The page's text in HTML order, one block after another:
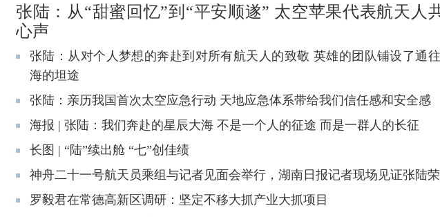
张陆：从“甜蜜回忆”到“平安顺遂” 太空苹果代表航天人
心声
张陆：从对个人梦想的奔赴到对所有航天人的致敬 英雄的团队铺设了通
海的坦途
张陆：亲历我国首次太空应急行动 天地应急体系带给我们信任感和安全感
海报 | 张陆：我们奔赴的星辰大海 不是一个人的征途 而是一群人的长征
长图 | “陆”续出舱 “七”创佳绩
神舟二十一号航天员乘组与记者见面会举行，湖南日报记者现场见证张陆
罗毅君在常德高新区调研：坚定不移大抓产业大抓项目